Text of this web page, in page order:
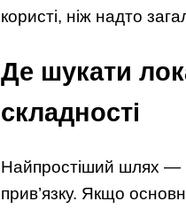
користі, ніж надто
Де шукати
складності
Найпростіший шлях —
прив’язку. Якщо